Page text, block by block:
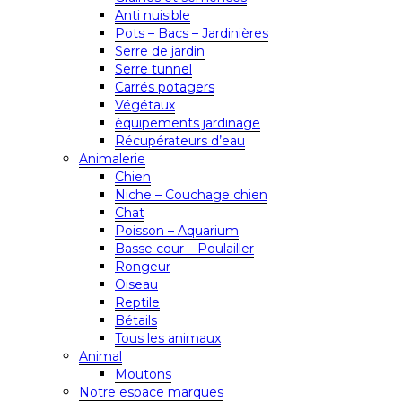
Anti nuisible
Pots – Bacs – Jardinières
Serre de jardin
Serre tunnel
Carrés potagers
Végétaux
équipements jardinage
Récupérateurs d’eau
Animalerie
Chien
Niche – Couchage chien
Chat
Poisson – Aquarium
Basse cour – Poulailler
Rongeur
Oiseau
Reptile
Bétails
Tous les animaux
Animal
Moutons
Notre espace marques